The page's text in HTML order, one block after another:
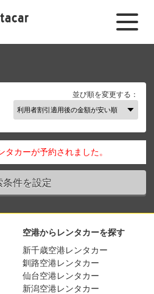
並び順を変更する：
カーが予約されました。
条件を設定
空港からレンタカーを探す
新千歳空港レンタカー
釧路空港レンタカー
仙台空港レンタカー
新潟空港レンタカー